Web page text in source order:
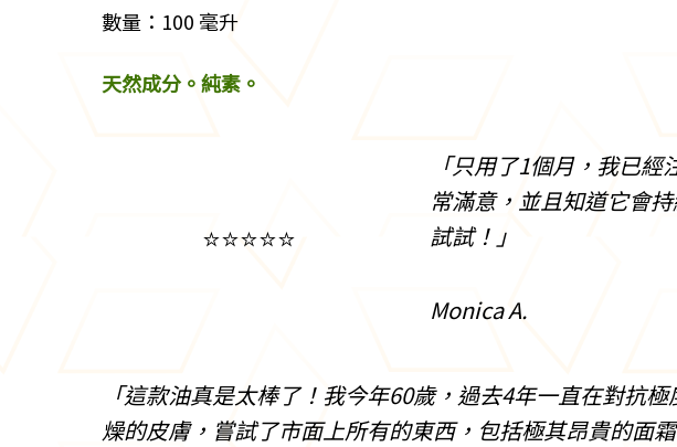
數量：100 毫升
天然成分。純素。
⭐⭐⭐⭐⭐
「只用了1個月，我已
常滿意，並且知道它會
試試！」
Monica A.
「這款油真是太棒了！我今年60歲，過去4年一直在對抗極
燥的皮膚，嘗試了市面上所有的東西，包括極其昂貴的面